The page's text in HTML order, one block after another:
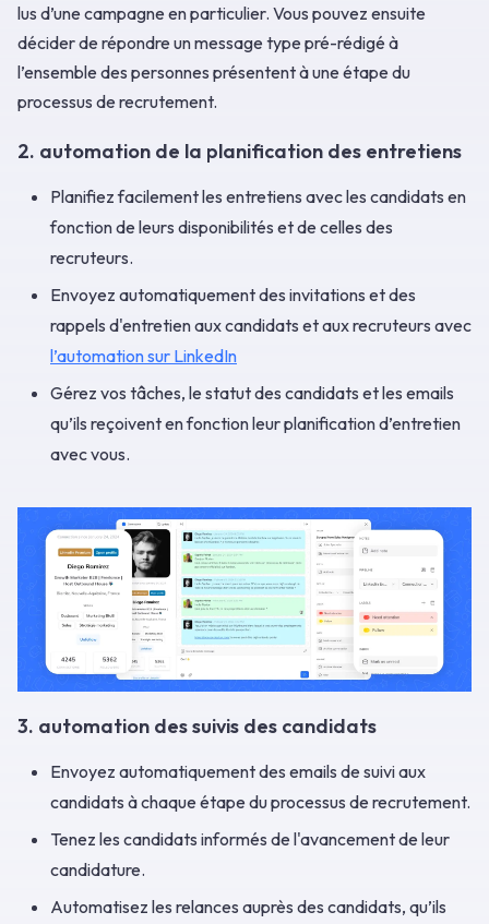
lus d’une campagne en particulier. Vous pouvez ensuite
décider de répondre un message type pré-rédigé à
l’ensemble des personnes présentent à une étape du
processus de recrutement.
2. automation de la planification des entretiens
Planifiez facilement les entretiens avec les candidats en
fonction de leurs disponibilités et de celles des
recruteurs.
Envoyez automatiquement des invitations et des
rappels d'entretien aux candidats et aux recruteurs avec
l’automation sur LinkedIn
Gérez vos tâches, le statut des candidats et les emails
qu’ils reçoivent en fonction leur planification d’entretien
avec vous.
3. automation des suivis des candidats
Envoyez automatiquement des emails de suivi aux
candidats à chaque étape du processus de recrutement.
Tenez les candidats informés de l'avancement de leur
candidature.
Automatisez les relances auprès des candidats, qu’ils